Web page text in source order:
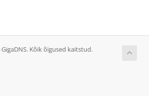
Kõik õigused kaitstud.